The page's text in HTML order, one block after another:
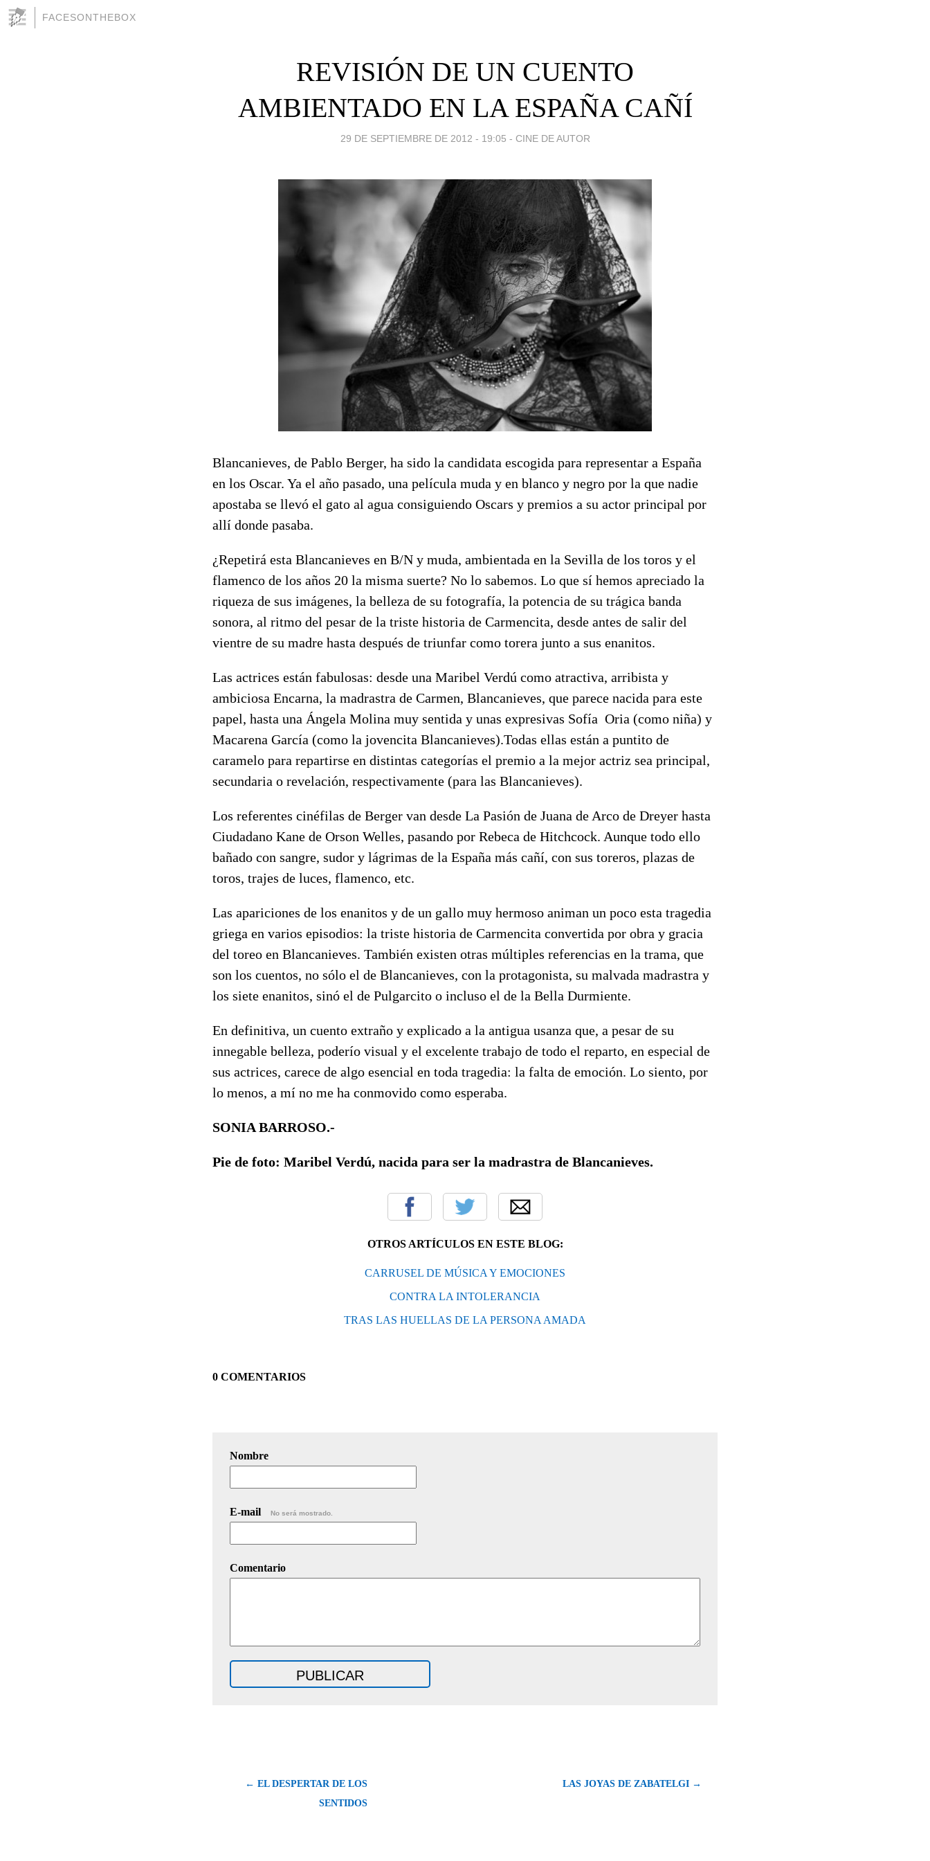
FACESONTHEBOX
REVISIÓN DE UN CUENTO
AMBIENTADO EN LA ESPAÑA CAÑÍ
29 DE SEPTIEMBRE DE 2012 - 19:05 - CINE DE AUTOR
Blancanieves, de Pablo Berger, ha sido la candidata escogida para representar a España
en los Oscar. Ya el año pasado, una película muda y en blanco y negro por la que nadie
apostaba se llevó el gato al agua consiguiendo Oscars y premios a su actor principal por
allí donde pasaba.
¿Repetirá esta Blancanieves en B/N y muda, ambientada en la Sevilla de los toros y el
flamenco de los años 20 la misma suerte? No lo sabemos. Lo que sí hemos apreciado la
riqueza de sus imágenes, la belleza de su fotografía, la potencia de su trágica banda
sonora, al ritmo del pesar de la triste historia de Carmencita, desde antes de salir del
vientre de su madre hasta después de triunfar como torera junto a sus enanitos.
Las actrices están fabulosas: desde una Maribel Verdú como atractiva, arribista y
ambiciosa Encarna, la madrastra de Carmen, Blancanieves, que parece nacida para este
papel, hasta una Ángela Molina muy sentida y unas expresivas Sofía Oria (como niña) y
Macarena García (como la jovencita Blancanieves).Todas ellas están a puntito de
caramelo para repartirse en distintas categorías el premio a la mejor actriz sea principal,
secundaria o revelación, respectivamente (para las Blancanieves).
Los referentes cinéfilas de Berger van desde La Pasión de Juana de Arco de Dreyer hasta
Ciudadano Kane de Orson Welles, pasando por Rebeca de Hitchcock. Aunque todo ello
bañado con sangre, sudor y lágrimas de la España más cañí, con sus toreros, plazas de
toros, trajes de luces, flamenco, etc.
Las apariciones de los enanitos y de un gallo muy hermoso animan un poco esta tragedia
griega en varios episodios: la triste historia de Carmencita convertida por obra y gracia
del toreo en Blancanieves. También existen otras múltiples referencias en la trama, que
son los cuentos, no sólo el de Blancanieves, con la protagonista, su malvada madrastra y
los siete enanitos, sinó el de Pulgarcito o incluso el de la Bella Durmiente.
En definitiva, un cuento extraño y explicado a la antigua usanza que, a pesar de su
innegable belleza, poderío visual y el excelente trabajo de todo el reparto, en especial de
sus actrices, carece de algo esencial en toda tragedia: la falta de emoción. Lo siento, por
lo menos, a mí no me ha conmovido como esperaba.
SONIA BARROSO.-
Pie de foto: Maribel Verdú, nacida para ser la madrastra de Blancanieves.
OTROS ARTÍCULOS EN ESTE BLOG:
CARRUSEL DE MÚSICA Y EMOCIONES
CONTRA LA INTOLERANCIA
TRAS LAS HUELLAS DE LA PERSONA AMADA
0 COMENTARIOS
Nombre
E-mail No será mostrado.
Comentario
← EL DESPERTAR DE LOS
SENTIDOS
LAS JOYAS DE ZABATELGI →